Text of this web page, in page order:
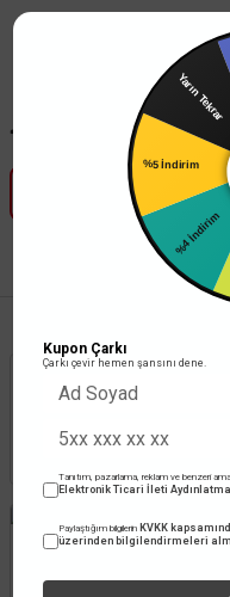
Tüm Banka Kartlarına
Led Aydınlatma
Stoktakiler
%4 İndirim
%5 İndirim
Yarın Tekrar
Kupon Çarkı
Çarkı çevir hemen şansını dene.
Tanıtım, pazarlama, reklam ve benzeri
Elektronik Ticari İleti
Paylaştığım bilgilerin KVKK
üzerinden bilgilendirmeleri